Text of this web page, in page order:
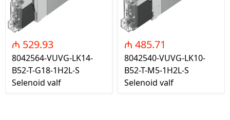
₼ 529.93
8042564-VUVG-LK14-
B52-T-G18-1H2L-S
Selenoid valf
₼ 485.71
8042540-VUVG-LK10-
B52-T-M5-1H2L-S
Selenoid valf